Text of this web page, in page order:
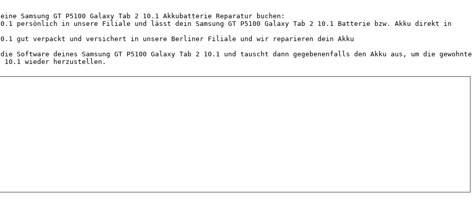
Samsung GT P5100 Galaxy Tab 2 10.1 Akkubatterie Reparatur buchen:
10.1 persönlich in unsere Filiale und lässt dein Samsung GT P5100 Galaxy Tab 2 10.1 Batterie bzw. Akku direkt in
10.1 gut verpackt und versichert in unsere Berliner Filiale und wir reparieren dein Akku
Software deines Samsung GT P5100 Galaxy Tab 2 10.1 und tauscht dann gegebenenfalls den Akku aus, um die gewohnte
P5100 Galaxy Tab 2 10.1 wieder herzustellen.